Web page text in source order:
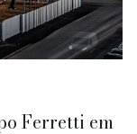
Ferretti em